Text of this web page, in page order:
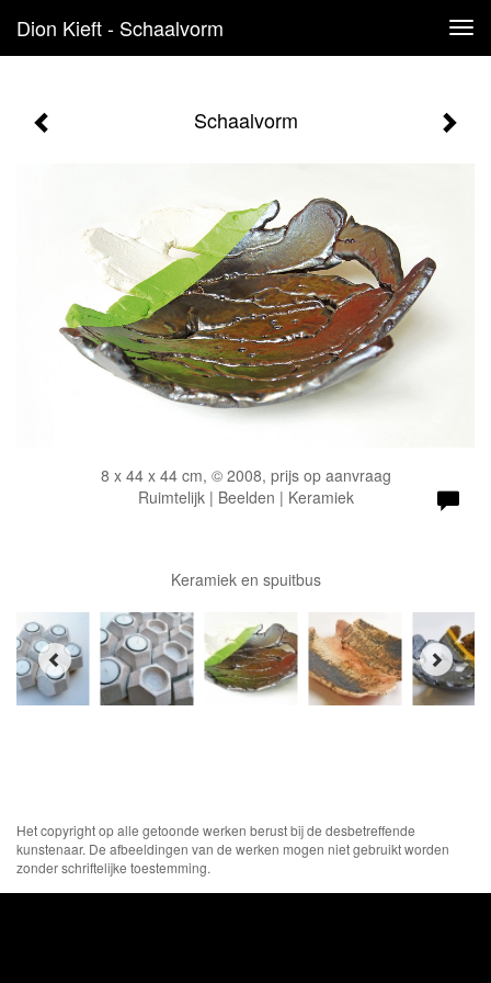
Dion Kieft - Schaalvorm
Schaalvorm
8 x 44 x 44 cm, © 2008, prijs op aanvraag
Ruimtelijk | Beelden | Keramiek
Keramiek en spuitbus
Het copyright op alle getoonde werken berust bij de desbetreffende
kunstenaar. De afbeeldingen van de werken mogen niet gebruikt worden
zonder schriftelijke toestemming.